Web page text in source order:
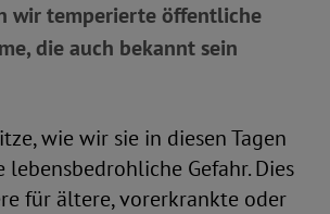
wir temperierte öffentliche
die auch bekannt sein
wie wir sie in diesen Tagen
lebensbedrohliche Gefahr. Dies
für ältere, vorerkrankte oder